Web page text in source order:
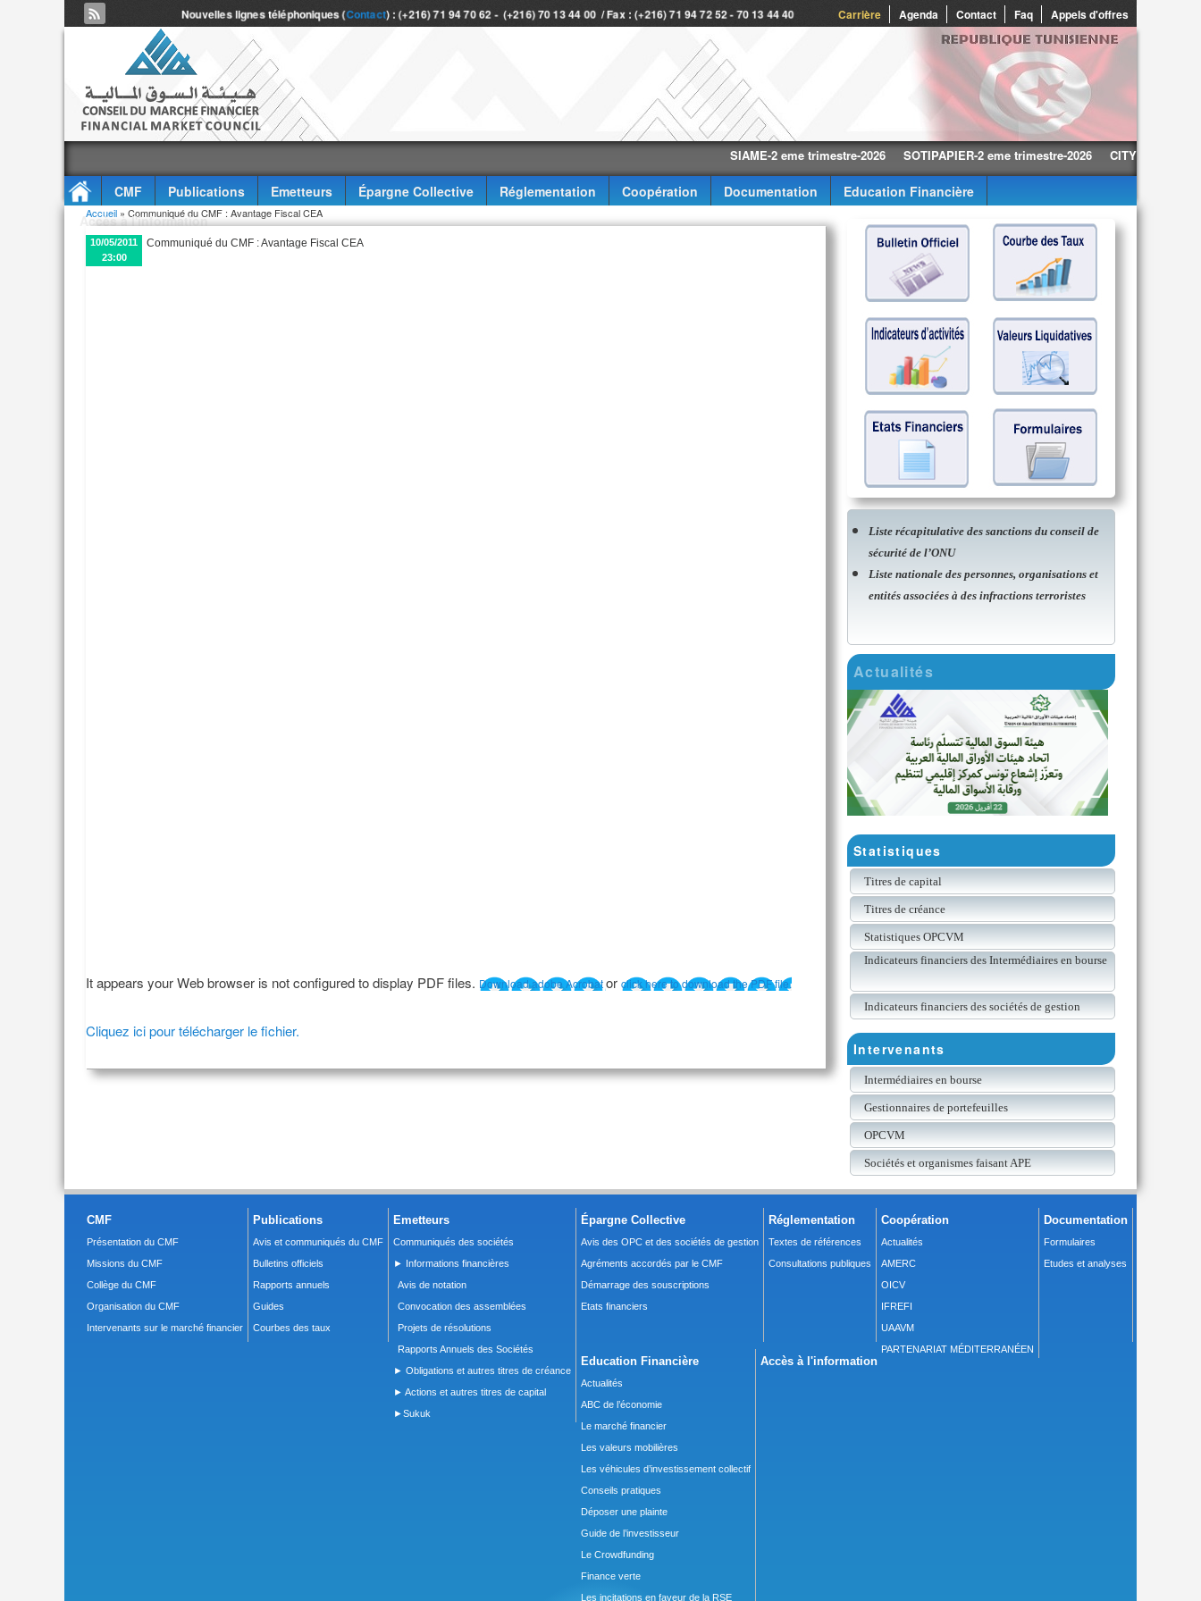
Carrière Agenda Contact Faq Appels d'offres
Nouvelles lignes téléphoniques (Contact) : (+216) 71 94 70 62 - (+216) 70 13 44 00 / Fax : (+216) 71 94 72 52 - 70 13 44 40
SIAME-2 eme trimestre-2026 SOTIPAPIER-2 eme trimestre-2026 CITY CARS-2 eme
CMF Publications Emetteurs Épargne Collective Réglementation Coopération Documentation
Education Financière
Accès à l'information
Vous êtes ici
Accueil » Communiqué du CMF : Avantage Fiscal CEA
10/05/2011
23:00
Communiqué du CMF : Avantage Fiscal CEA
It appears your Web browser is not configured to display PDF files. Download adobe Acrobator click here to download the PDF file.
Cliquez ici pour télécharger le fichier.
Liste récapitulative des sanctions du conseil de
sécurité de l’ONU
Liste nationale des personnes, organisations et
entités associées à des infractions terroristes
Actualités
Statistiques
Titres de capital
Titres de créance
Statistiques OPCVM
Indicateurs financiers des Intermédiaires en bourse
Indicateurs financiers des sociétés de gestion
Intervenants
Intermédiaires en bourse
Gestionnaires de portefeuilles
OPCVM
Sociétés et organismes faisant APE
CMF
Présentation du CMF
Missions du CMF
Collège du CMF
Organisation du CMF
Intervenants sur le marché financier
Publications
Avis et communiqués du CMF
Bulletins officiels
Rapports annuels
Guides
Courbes des taux
Emetteurs
Communiqués des sociétés
► Informations financières
Avis de notation
Convocation des assemblées
Projets de résolutions
Rapports Annuels des Sociétés
► Obligations et autres titres de créance
► Actions et autres titres de capital
►Sukuk
Épargne Collective
Avis des OPC et des sociétés de gestion
Agréments accordés par le CMF
Démarrage des souscriptions
Etats financiers
Réglementation
Textes de références
Consultations publiques
Coopération
Actualités
AMERC
OICV
IFREFI
UAAVM
PARTENARIAT MÉDITERRANÉEN
Documentation
Formulaires
Etudes et analyses
Education Financière
Actualités
ABC de l’économie
Le marché financier
Les valeurs mobilières
Les véhicules d’investissement collectif
Conseils pratiques
Déposer une plainte
Guide de l’investisseur
Le Crowdfunding
Finance verte
Les incitations en faveur de la RSE
Accès à l'information